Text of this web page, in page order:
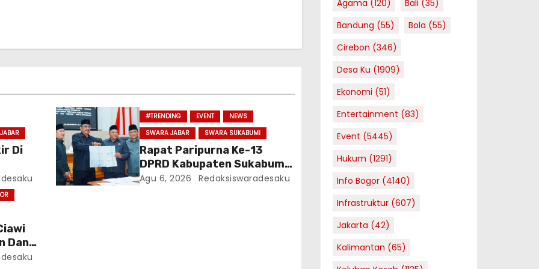
Di
#TRENDING EVENT
NEWS
SWARA JABAR
SWARA SUKABUMI
Rapat Paripurna Ke-13
DPRD Kabupaten Sukabumi
Tahun Sidang 2026
Agu 6, 2026 Redaksiswaradesaku
Dan
Agama (120) Bali (35)
Bandung (55) Bola (55)
Cirebon (346)
Desa Ku (1909)
Ekonomi (51)
Entertainment (83)
Event (5445)
Hukum (1291)
Info Bogor(4140)
Infrastruktur(607)
Jakarta (42)
Kalimantan (65)